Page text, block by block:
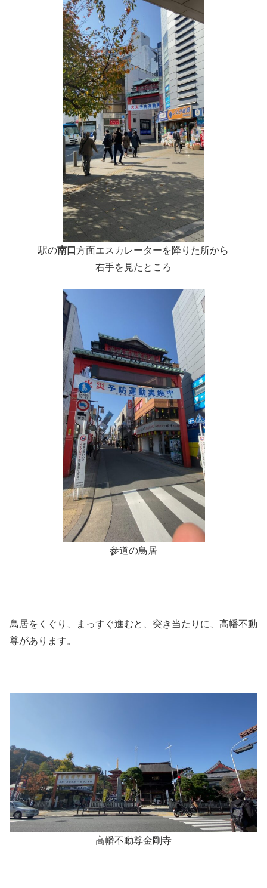
駅の南口 方面エスカレーターを降りた所から
右手を見たところ
参道の鳥居
鳥居をくぐり、まっすぐ進むと、突き当たりに、高幡不動
尊があります。
高幡不動尊金剛寺